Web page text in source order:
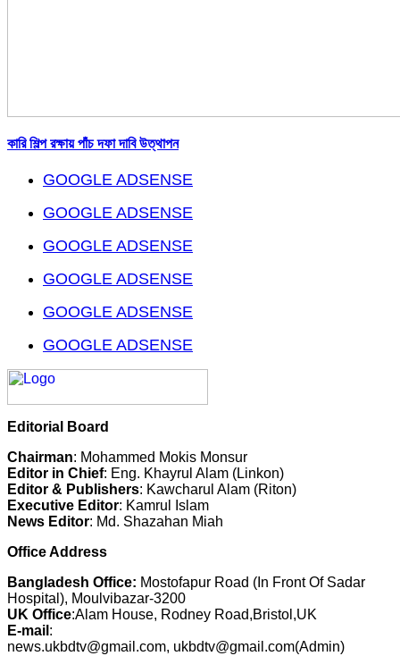
কারি শিল্প রক্ষায় পাঁচ দফা দাবি উত্থাপন
GOOGLE ADSENSE
GOOGLE ADSENSE
GOOGLE ADSENSE
GOOGLE ADSENSE
GOOGLE ADSENSE
GOOGLE ADSENSE
Editorial Board
Chairman: Mohammed Mokis Monsur
Editor in Chief: Eng. Khayrul Alam (Linkon)
Editor & Publishers: Kawcharul Alam (Riton)
Executive Editor: Kamrul Islam
News Editor: Md. Shazahan Miah
Office Address
Bangladesh Office: Mostofapur Road (In Front Of Sadar
Hospital), Moulvibazar-3200
UK Office:Alam House, Rodney Road,Bristol,UK
E-mail :
news.ukbdtv@gmail.com, ukbdtv@gmail.com(Admin)